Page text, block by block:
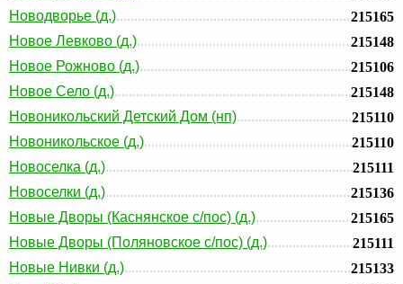
Новодворье (д.)
215165
Новое Левково (д.)
215148
Новое Рожново (д.)
215106
Новое Село (д.)
215148
Новоникольский Детский Дом (нп)
215110
Новоникольское (д.)
215110
Новоселка (д.)
215111
Новоселки (д.)
215136
Новые Дворы (Каснянское с/пос) (д.)
215165
Новые Дворы (Поляновское с/пос) (д.)
215111
Новые Нивки (д.)
215133